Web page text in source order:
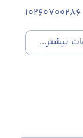
10260700286
بیشتر...